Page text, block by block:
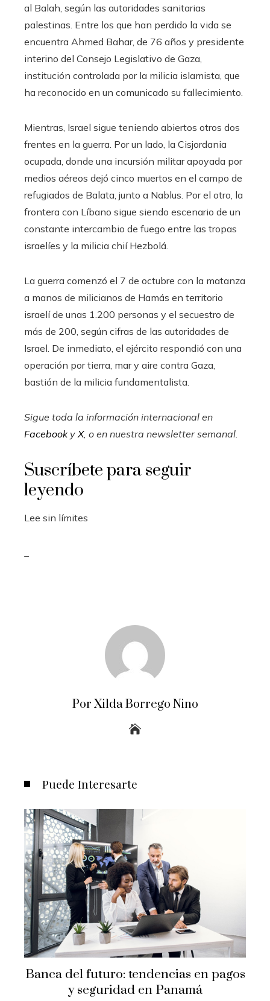
al Balah, según las autoridades sanitarias
palestinas. Entre los que han perdido la vida se
encuentra Ahmed Bahar, de 76 años y presidente
interino del Consejo Legislativo de Gaza,
institución controlada por la milicia islamista, que
ha reconocido en un comunicado su fallecimiento.
Mientras, Israel sigue teniendo abiertos otros dos
frentes en la guerra. Por un lado, la Cisjordania
ocupada, donde una incursión militar apoyada por
medios aéreos dejó cinco muertos en el campo de
refugiados de Balata, junto a Nablus. Por el otro, la
frontera con Líbano sigue siendo escenario de un
constante intercambio de fuego entre las tropas
israelíes y la milicia chií Hezbolá.
La guerra comenzó el 7 de octubre con la matanza
a manos de milicianos de Hamás en territorio
israelí de unas 1.200 personas y el secuestro de
más de 200, según cifras de las autoridades de
Israel. De inmediato, el ejército respondió con una
operación por tierra, mar y aire contra Gaza,
bastión de la milicia fundamentalista.
Sigue toda la información internacional en
FacebookyX, o en nuestra newsletter semanal.
Suscríbete para seguir
leyendo
Lee sin límites
Por Xilda Borrego Nino
Puede Interesarte
Banca del futuro: tendencias en pagos
y seguridad en Panamá